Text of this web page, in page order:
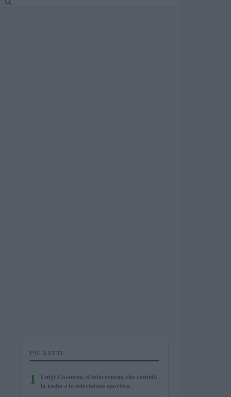
PIÙ LETTI
1
Luigi Colombo, il telecronista che cambiò
la radio e la televisione sportiva